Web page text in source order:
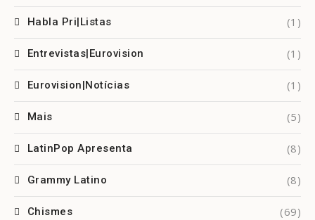
Habla Pri|Listas (1)
Entrevistas|Eurovision (1)
Eurovision|Notícias (1)
Mais (5)
LatinPop Apresenta (8)
Grammy Latino (8)
Chismes (69)